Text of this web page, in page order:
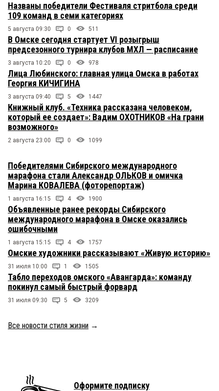
Названы победители Фестиваля стритбола среди
109 команд в семи категориях
5 августа 09:30 0 511
В Омске сегодня стартует VI розыгрыш
предсезонного турнира клубов МХЛ — расписание
3 августа 10:20 0 978
Лица Любинского: главная улица Омска в работах
Георгия КИЧИГИНА
3 августа 09:40 5 1447
Книжный клуб. «Техника рассказана человеком,
который ее создает»: Вадим ОХОТНИКОВ «На грани
возможного»
2 августа 23:00 0 1099
Победителями Сибирского международного
марафона стали Александр ОЛЬКОВ и омичка
Марина КОВАЛЕВА (фоторепортаж)
1 августа 16:15 4 1900
Объявленные ранее рекорды Сибирского
международного марафона в Омске оказались
ошибочными
1 августа 15:15 4 1757
Омские художники рассказывают «Живую историю»
31 июля 10:00 1 1505
Табло переходов омского «Авангарда»: команду
покинул самый быстрый форвард
31 июля 09:30 5 3209
Все новости стиля жизни →
Оформите подписку